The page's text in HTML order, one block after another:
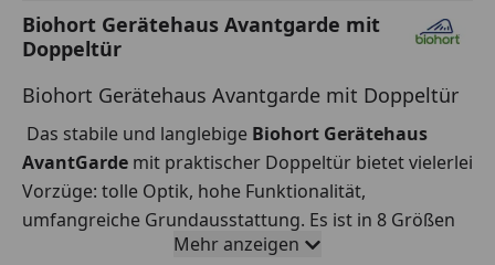
Biohort Gerätehaus Avantgarde mit
Doppeltür
Biohort Gerätehaus Avantgarde mit Doppeltür
Das stabile und langlebige Biohort Gerätehaus
AvantGarde mit praktischer Doppeltür bietet vielerlei
Vorzüge: tolle Optik, hohe Funktionalität,
umfangreiche Grundausstattung. Es ist in 8 Größen
und 3 Farben erhältlich.Mehr anzeigen